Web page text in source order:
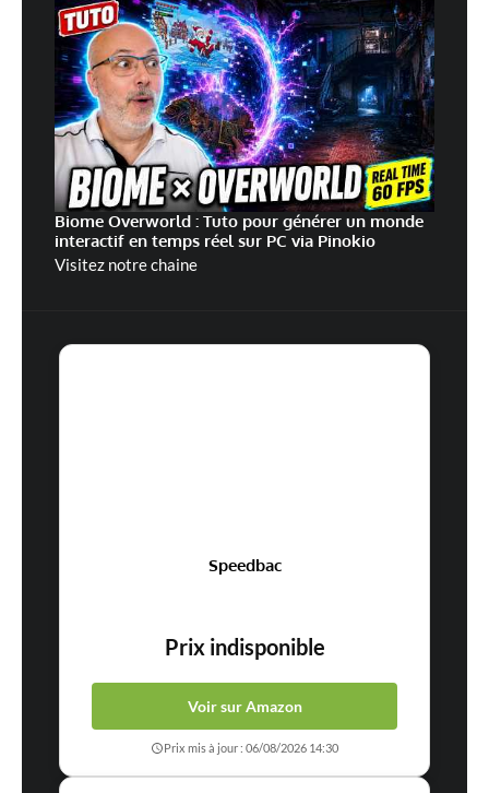
Biome Overworld : Tuto pour générer un monde
interactif en temps réel sur PC via Pinokio
Visitez notre chaine
Speedbac
Prix indisponible
Voir sur Amazon
Prix mis à jour : 06/08/2026 14:30